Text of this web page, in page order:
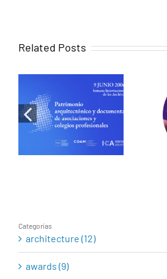
Related Posts
When memory
becomes
Historical
research as a
tool for
Categorías
architecture (12)
awards (9)